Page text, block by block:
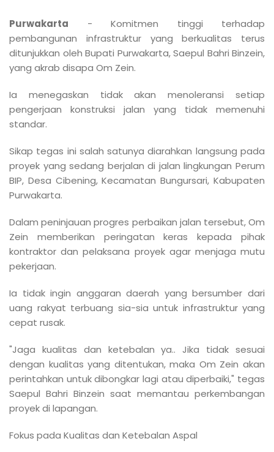
Purwakarta - Komitmen tinggi terhadap
pembangunan infrastruktur yang berkualitas terus
ditunjukkan oleh Bupati Purwakarta, Saepul Bahri Binzein,
yang akrab disapa Om Zein.
Ia menegaskan tidak akan menoleransi setiap
pengerjaan konstruksi jalan yang tidak memenuhi
standar.
Sikap tegas ini salah satunya diarahkan langsung pada
proyek yang sedang berjalan di jalan lingkungan Perum
BIP, Desa Cibening, Kecamatan Bungursari, Kabupaten
Purwakarta.
Dalam peninjauan progres perbaikan jalan tersebut, Om
Zein memberikan peringatan keras kepada pihak
kontraktor dan pelaksana proyek agar menjaga mutu
pekerjaan.
Ia tidak ingin anggaran daerah yang bersumber dari
uang rakyat terbuang sia-sia untuk infrastruktur yang
cepat rusak.
"Jaga kualitas dan ketebalan ya.. Jika tidak sesuai
dengan kualitas yang ditentukan, maka Om Zein akan
perintahkan untuk dibongkar lagi atau diperbaiki," tegas
Saepul Bahri Binzein saat memantau perkembangan
proyek di lapangan.
Fokus pada Kualitas dan Ketebalan Aspal